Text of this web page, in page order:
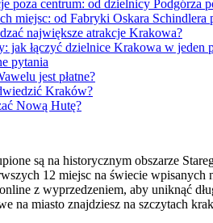
poza centrum: od dzielnicy Podgórza
miejsc: od Fabryki Oskara Schindlera
największe atrakcje Krakowa?
jak łączyć dzielnice Krakowa w jeden
pytania
jest płatne?
Kraków?
Nową Hutę?
są na historycznym obszarze
12 miejsc na świecie
z wyprzedzeniem, aby uniknąć
na miasto znajdziesz na szczytach